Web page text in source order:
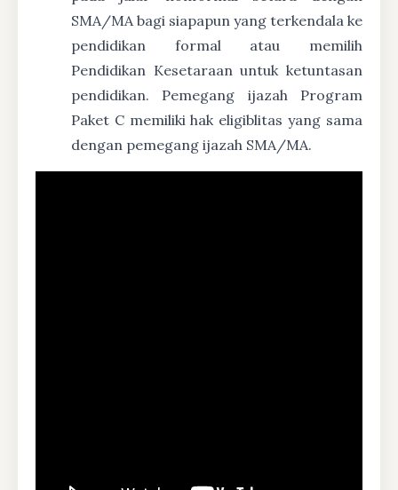
SMA/MA bagi siapapun yang terkendala ke
pendidikan formal atau memilih
Pendidikan Kesetaraan untuk ketuntasan
pendidikan. Pemegang ijazah Program
Paket C memiliki hak eligiblitas yang sama
dengan pemegang ijazah SMA/MA.